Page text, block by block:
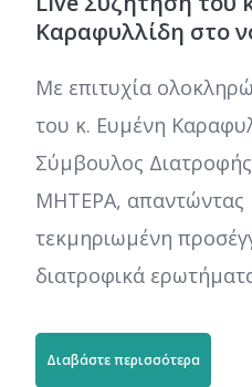
Καραφυλλίδη στο
Με επιτυχία
του κ. Ευμένη
Σύμβουλος
ΜΗΤΕΡΑ, απαντώντας
τεκμηριωμένη
διατροφικά
Διαβάστε περισσότερα